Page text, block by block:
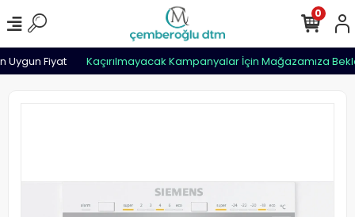
Uygun Fiyat Kaçırılmayacak Kampanyalar İçin Mağazamıza
0